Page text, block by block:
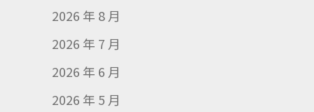
2026 年 8 月
2026 年 7 月
2026 年 6 月
2026 年 5 月